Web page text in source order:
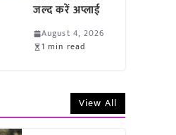
जल्द करें अप्लाई
August 4, 2026
1 min read
View All